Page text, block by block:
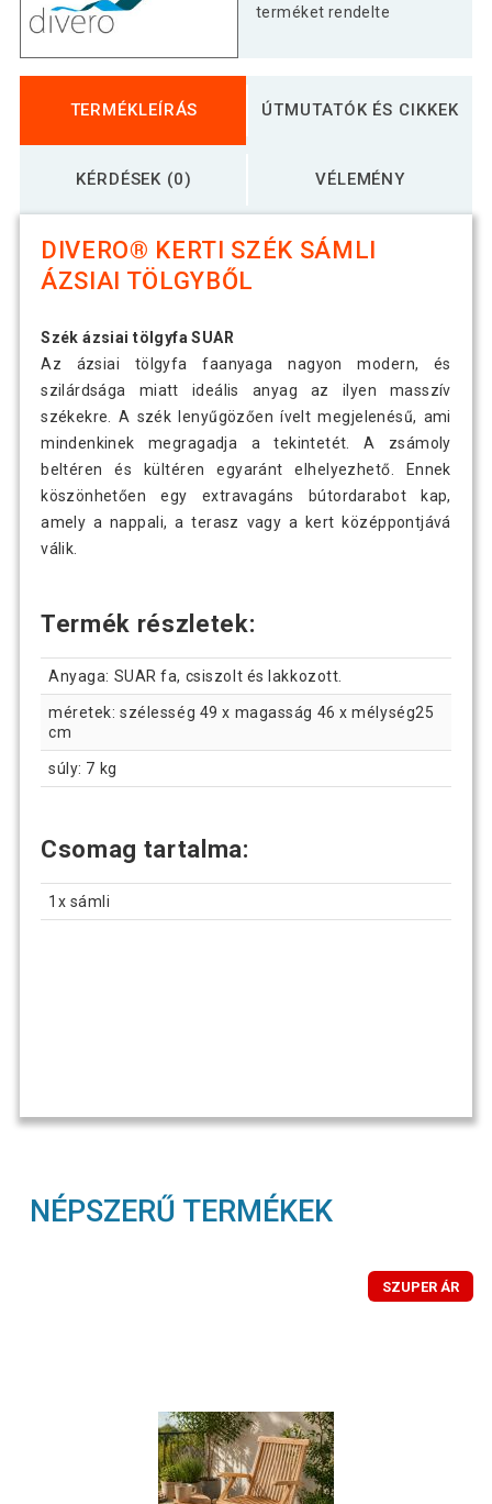
terméket rendelte
TERMÉKLEÍRÁS ÚTMUTATÓK ÉS CIKKEK
KÉRDÉSEK (0) VÉLEMÉNY
DIVERO® KERTI SZÉK SÁMLI
ÁZSIAI TÖLGYBŐL
Szék ázsiai tölgyfa SUAR
Az ázsiai tölgyfa faanyaga nagyon modern, és
szilárdsága miatt ideális anyag az ilyen masszív
székekre. A szék lenyűgözően ívelt megjelenésű, ami
mindenkinek megragadja a tekintetét. A zsámoly
beltéren és kültéren egyaránt elhelyezhető. Ennek
köszönhetően egy extravagáns bútordarabot kap,
amely a nappali, a terasz vagy a kert középpontjává
válik.
Termék részletek:
Anyaga: SUAR fa, csiszolt és lakkozott.
méretek: szélesség 49 x magasság 46 x mélység25
cm
súly: 7 kg
Csomag tartalma:
1x sámli
NÉPSZERŰ TERMÉKEK
SZUPER ÁR